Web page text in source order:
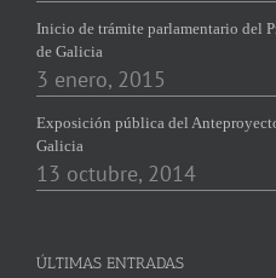
Inicio de trámite parlamentario del
de Galicia
3 enero, 2015
Exposición pública del
Galicia
13 octubre, 2014
ÚLTIMAS ENTRADAS